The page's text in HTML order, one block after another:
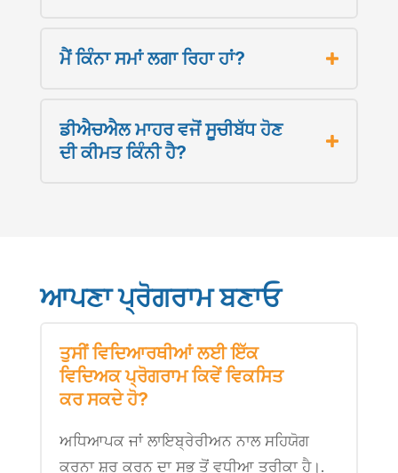
ਮੈਂ ਕਿੰਨਾ ਸਮਾਂ ਲਗਾ ਰਿਹਾ ਹਾਂ?
ਡੀਐਚਐਲ ਮਾਹਰ ਵਜੋਂ ਸੂਚੀਬੱਧ ਹੋਣ
ਦੀ ਕੀਮਤ ਕਿੰਨੀ ਹੈ?
ਆਪਣਾ ਪ੍ਰੋਗਰਾਮ ਬਣਾਓ
ਤੁਸੀਂ ਵਿਦਿਆਰਥੀਆਂ ਲਈ ਇੱਕ
ਵਿਦਿਅਕ ਪ੍ਰੋਗਰਾਮ ਕਿਵੇਂ ਵਿਕਸਿਤ
ਕਰ ਸਕਦੇ ਹੋ?
ਅਧਿਆਪਕ ਜਾਂ ਲਾਇਬ੍ਰੇਰੀਅਨ ਨਾਲ ਸਹਿਯੋਗ
ਕਰਨਾ ਸ਼ੁਰੂ ਕਰਨ ਦਾ ਸਭ ਤੋਂ ਵਧੀਆ ਤਰੀਕਾ ਹੈ।.